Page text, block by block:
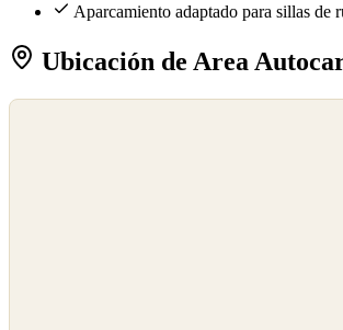
Aparcamiento adaptado para sillas de
Ubicación de Area